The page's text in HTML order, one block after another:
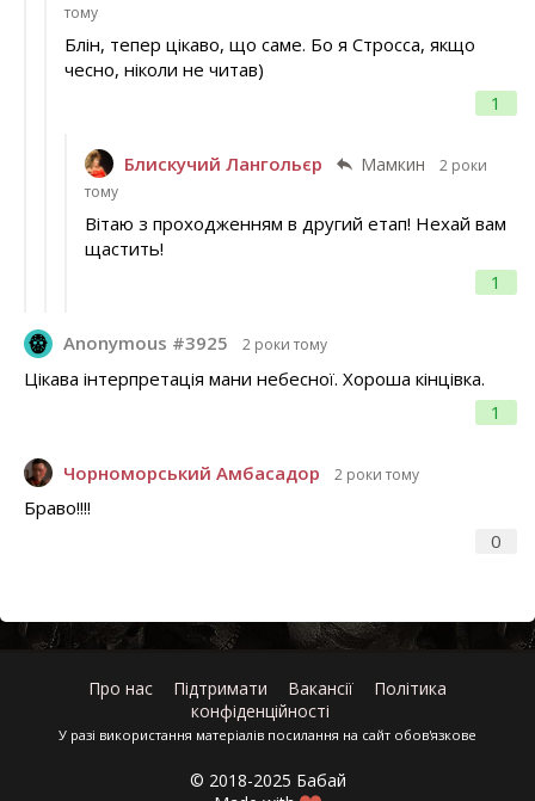
тому
1
Блін, тепер цікаво, що саме. Бо я Стросса, якщо
чесно, ніколи не читав)
Блискучий Лангольєр Мамкин
2 роки
тому
1
Вітаю з проходженням в другий етап! Нехай вам
щастить!
Anonymous #3925 2 роки тому
1
Цікава інтерпретація мани небесної. Хороша кінцівка.
Чорноморський Амбасадор 2 роки тому
0
Браво!!!!
Про нас Підтримати Вакансії
Політика
конфіденційності
У разі використання матеріалів посилання на сайт обов'язкове
© 2018-2025 Бабай